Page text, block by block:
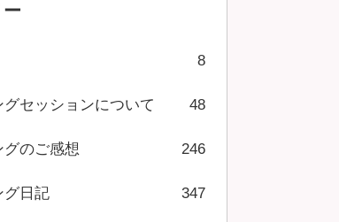
8
グセッションについて 48
グのご感想 246
グ日記 347